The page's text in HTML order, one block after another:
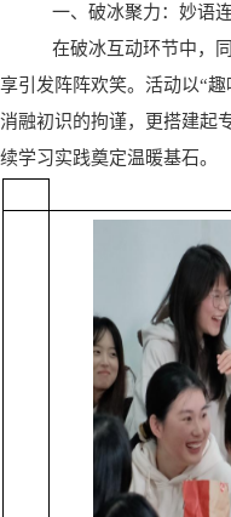
一、破冰聚力：妙语
在破冰互动环节中，
享引发阵阵欢笑。活动以“
消融初识的拘谨，更搭建起
续学习实践奠定温暖基石。